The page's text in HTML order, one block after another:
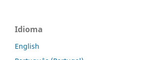
Idioma
English